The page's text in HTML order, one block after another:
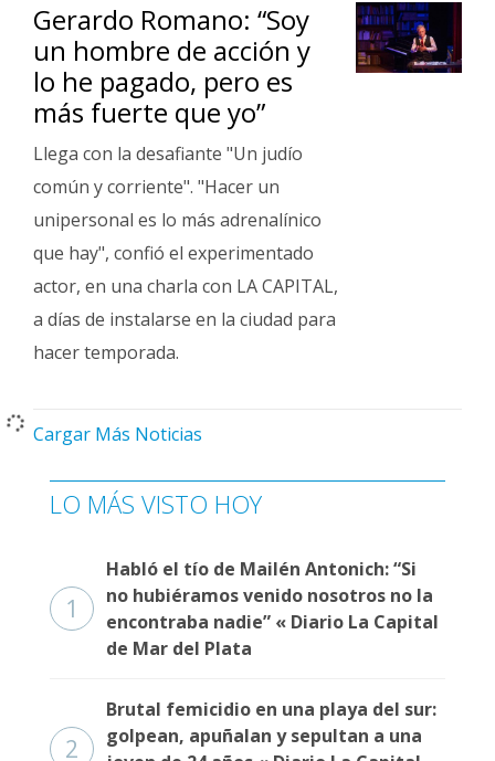
Gerardo Romano: “Soy
un hombre de acción y
lo he pagado, pero es
más fuerte que yo”
Llega con la desafiante "Un judío
común y corriente". "Hacer un
unipersonal es lo más adrenalínico
que hay", confió el experimentado
actor, en una charla con LA CAPITAL,
a días de instalarse en la ciudad para
hacer temporada.
Cargar Más Noticias
LO MÁS VISTO HOY
1
Habló el tío de Mailén Antonich: “Si
no hubiéramos venido nosotros no la
encontraba nadie” « Diario La Capital
de Mar del Plata
2
Brutal femicidio en una playa del sur:
golpean, apuñalan y sepultan a una